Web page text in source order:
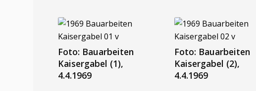
Foto: Bauarbeiten
Kaisergabel (1),
4.4.1969
Foto: Bauarbeiten
Kaisergabel (2),
4.4.1969